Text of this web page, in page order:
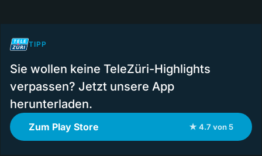
TIPP
Sie wollen keine TeleZüri-Highlights
verpassen? Jetzt unsere App
herunterladen.
Zum Play Store ★ 4.7 von 5